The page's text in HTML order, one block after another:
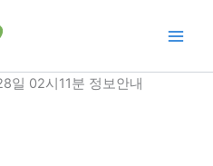
일 02시11분 정보안내